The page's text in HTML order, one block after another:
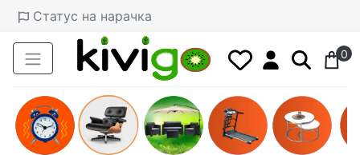
Статус на нарачка
0